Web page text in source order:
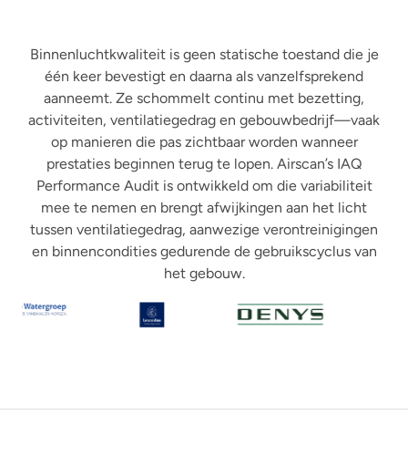
Binnenluchtkwaliteit is geen statische toestand die je
één keer bevestigt en daarna als vanzelfsprekend
aanneemt. Ze schommelt continu met bezetting,
activiteiten, ventilatiegedrag en gebouwbedrijf—vaak
op manieren die pas zichtbaar worden wanneer
prestaties beginnen terug te lopen. Airscan’s IAQ
Performance Audit is ontwikkeld om die variabiliteit
mee te nemen en brengt afwijkingen aan het licht
tussen ventilatiegedrag, aanwezige verontreinigingen
en binnencondities gedurende de gebruikscyclus van
het gebouw.